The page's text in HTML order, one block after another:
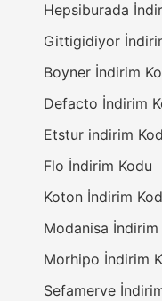
Hepsiburada
Gittigidiyor
Boyner İndirim
Defacto İndirim
Etstur indirim
Flo İndirim Kodu
Koton İndirim
Modanisa İndirim
Morhipo İndirim
Sefamerve